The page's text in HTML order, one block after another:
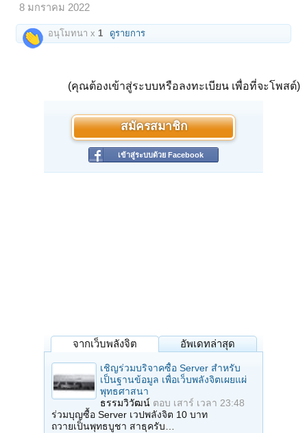
8 มกราคม 2022
อนุโมทนา x1 ดูรายการ
(คุณต้องเข้าสู่ระบบหรือลงทะเบียน เพื่อที่จะโพสต์)
สมัครสมาชิก
เข้าสู่ระบบด้วย Facebook
จากเว็บพลังจิต อัพเดทล่าสุด
เชิญร่วมบริจาคซื้อ Server สำหรับ
เป็นฐานข้อมูล เพื่อเว็บพลังจิตเผยแผ่
พุทธศาสนา
ธรรมวิวัฒน์ ตอบ เสาร์ เวลา 23:48
ร่วมบุญซื้อ Server เวปพลังจิต 10 บาท
ถวายเป็นพุทธบูชา สาธุครับ…